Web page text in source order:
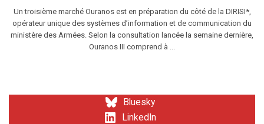
Un troisième marché Ouranos est en préparation du côté de la DIRISI*,
opérateur unique des systèmes d’information et de communication du
ministère des Armées. Selon la consultation lancée la semaine dernière,
Ouranos III comprend à ...
Bluesky
LinkedIn